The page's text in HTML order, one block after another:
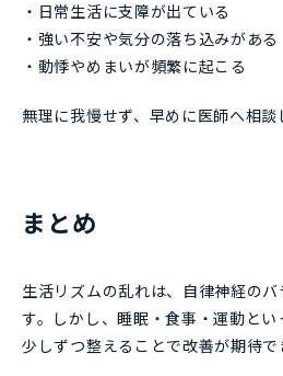
・日常生活に支障が出ている
・強い不安や気分の落ち込みがある
・動悸やめまいが頻繁に起こる
無理に我慢せず、早めに医師へ相談
まとめ
生活リズムの乱れは、自律神経の
す。しかし、睡眠・食事・運動と
少しずつ整えることで改善が期待で